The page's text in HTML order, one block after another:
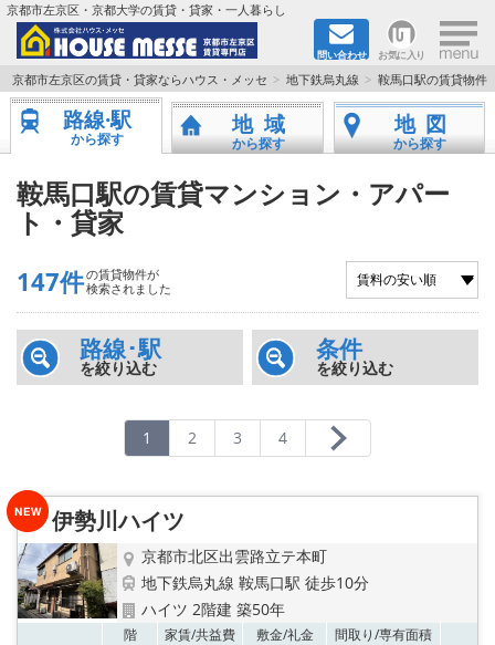
京都市左京区・京都大学の賃貸・貸家・一人暮らし
問い合わせ お気に入り ×
TOPページ
地図から検索
地域から検索
京都大学＆京都芸術大学生さんに
書類DL & 入居者さまへ
家族で住むならマンション？賃家？
ペット相談OKの賃貸！
特選物件
ハウスメーカー施工特集！
路線·駅から探す
京都市左京区の賃貸・貸家ならハウス・メッセ 地下鉄烏丸線 鞍馬口駅の賃貸物件
路線·駅
から探す
地域
から探す
地図
から探す
鞍馬口駅の賃貸マンション・アパー
ト・貸家
147件の賃貸物件が
検索されました
路線･駅
を絞り込む
条件
を絞り込む
1 2 3 4
伊勢川ハイツ
京都市北区出雲路立テ本町
地下鉄烏丸線 鞍馬口駅 徒歩10分
ハイツ 2階建 築50年
階 家賃/共益費 敷金/礼金 間取り/専有面積